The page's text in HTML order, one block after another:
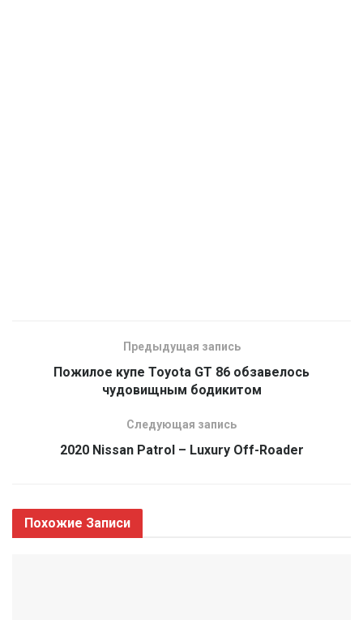
Предыдущая запись
Пожилое купе Toyota GT 86 обзавелось
чудовищным бодикитом
Следующая запись
2020 Nissan Patrol – Luxury Off-Roader
Похожие Записи